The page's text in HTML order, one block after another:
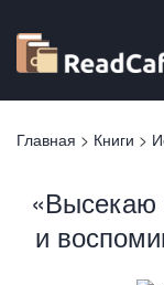
основному
содержанию
Вы
Главная > Книги >
«Высекаю
и